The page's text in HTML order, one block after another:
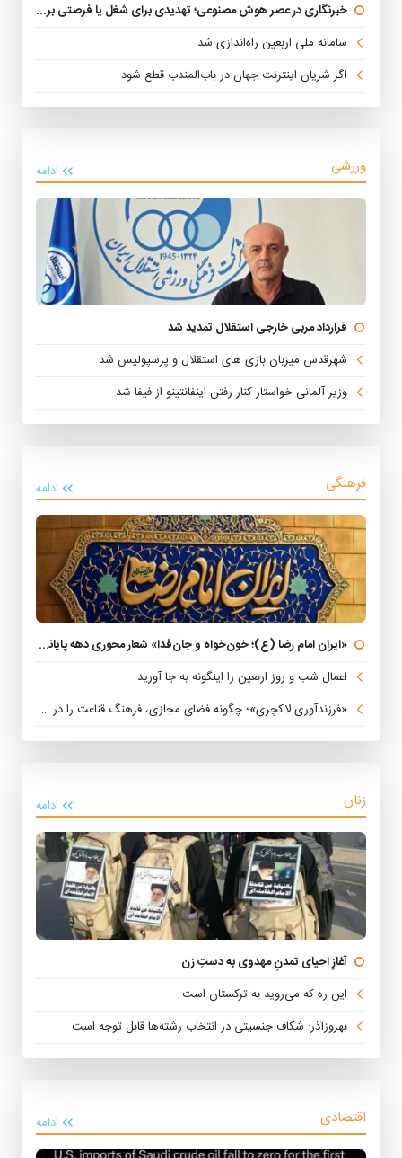
خبرنگاری در عصر هوش مصنوعی؛ تهدیدی برای شغل یا فرصتی برای تحول؟
سامانه ملی اربعین راه‌اندازی شد
اگر شریان اینترنت جهان در باب‌المندب قطع شود
ورزشی ادامه
قرارداد مربی خارجی استقلال تمدید شد
شهرقدس میزبان بازی های استقلال و پرسپولیس شد
وزیر آلمانی خواستار کنار رفتن اینفانتینو از فیفا شد
فرهنگی ادامه
«ایران امام رضا (ع)؛ خون‌خواه و جان‌فدا» شعار محوری دهه پایانی صفر شد
اعمال شب و روز اربعین را اینگونه به جا آورید
«فرزندآوری لاکچری»؛ چگونه فضای مجازی، فرهنگ قناعت را در خانواده‌ها تضعیف می‌کند؟
زنان ادامه
آغازِ احیای تمدنِ مهدوی به دستِ زن
این ره که می‌روید به ترکستان است
بهروزآذر: شکاف جنسیتی در انتخاب رشته‌ها قابل توجه است
اقتصادی ادامه